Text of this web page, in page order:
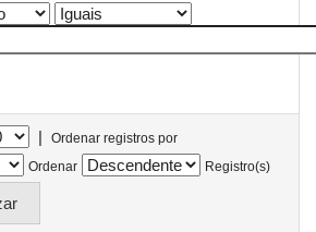
|
Ordenar registros por
Ordenar
Registro(s)